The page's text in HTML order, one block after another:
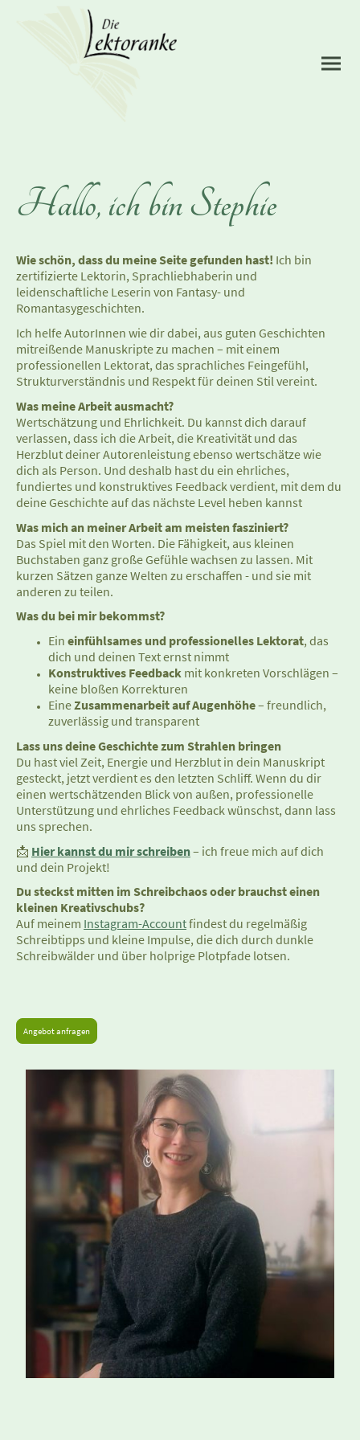
Hallo, ich bin Stephie
Wie schön, dass du meine Seite gefunden hast! Ich bin
zertifizierte Lektorin, Sprachliebhaberin und
leidenschaftliche Leserin von Fantasy- und
Romantasygeschichten.
Ich helfe AutorInnen wie dir dabei, aus guten Geschichten
mitreißende Manuskripte zu machen – mit einem
professionellen Lektorat, das sprachliches Feingefühl,
Strukturverständnis und Respekt für deinen Stil vereint.
Was meine Arbeit ausmacht?
Wertschätzung und Ehrlichkeit. Du kannst dich darauf
verlassen, dass ich die Arbeit, die Kreativität und das
Herzblut deiner Autorenleistung ebenso wertschätze wie
dich als Person. Und deshalb hast du ein ehrliches,
fundiertes und konstruktives Feedback verdient, mit dem du
deine Geschichte auf das nächste Level heben kannst
Was mich an meiner Arbeit am meisten fasziniert?
Das Spiel mit den Worten. Die Fähigkeit, aus kleinen
Buchstaben ganz große Gefühle wachsen zu lassen. Mit
kurzen Sätzen ganze Welten zu erschaffen - und sie mit
anderen zu teilen.
Was du bei mir bekommst?
Ein einfühlsames und professionelles Lektorat, das
dich und deinen Text ernst nimmt
Konstruktives Feedback mit konkreten Vorschlägen –
keine bloßen Korrekturen
EineZusammenarbeit auf Augenhöhe– freundlich,
zuverlässig und transparent
Lass uns deine Geschichte zum Strahlen bringen
Du hast viel Zeit, Energie und Herzblut in dein Manuskript
gesteckt, jetzt verdient es den letzten Schliff. Wenn du dir
einen wertschätzenden Blick von außen, professionelle
Unterstützung und ehrliches Feedback wünschst, dann lass
uns sprechen.
📩 Hier kannst du mir schreiben– ich freue mich auf dich
und dein Projekt!
Du steckst mitten im Schreibchaos oder brauchst einen
kleinen Kreativschubs?
Auf meinem Instagram-Accountfindest du regelmäßig
Schreibtipps und kleine Impulse, die dich durch dunkle
Schreibwälder und über holprige Plotpfade lotsen.
Angebot anfragen